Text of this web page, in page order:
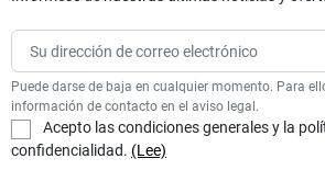
Puede darse de baja en cualquier momento. Para
información de contacto en el aviso legal.
Acepto las condiciones generales y la
confidencialidad. (Lee)